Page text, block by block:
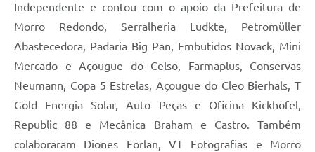
Independente e contou com o apoio da Prefeitura de
Morro Redondo, Serralheria Ludkte, Petromüller
Abastecedora, Padaria Big Pan, Embutidos Novack, Mini
Mercado e Açougue do Celso, Farmaplus, Conservas
Neumann, Copa 5 Estrelas, Açougue do Cleo Bierhals, T
Gold Energia Solar, Auto Peças e Oficina Kickhofel,
Republic 88 e Mecânica Braham e Castro. Também
colaboraram Diones Forlan, VT Fotografias e Morro